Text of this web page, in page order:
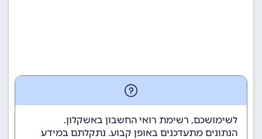
לשימושכם, רשימת רואי החשבון באשקלון.
הנתונים מתעדכנים באופן קבוע. נתקלתם במידע